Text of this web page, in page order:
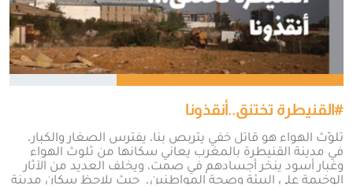
#القنيطرة تختنق..أنقذونا
تلوّث الهواء هو قاتل خفي يتربص بنا، يفترس الصغار والكبار.
في مدينة القنيطرة بالمغرب يعاني سكانها من ثلوث الهواء
وغبار أسود ينخر أجسادهم في صمت، ويخلف العديد من الآثار
الوخيمة على البيئة وصحة المواطنين. حيث يلاحظ سكان مدينة